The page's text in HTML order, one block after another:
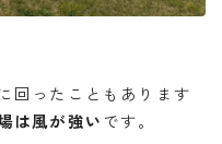
回ったこともあります
は風が強いです。